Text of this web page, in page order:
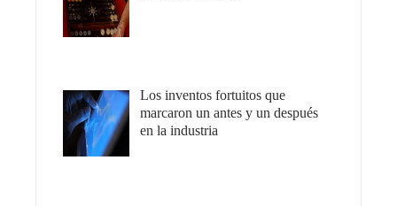
Los inventos fortuitos que
marcaron un antes y un después
en la industria